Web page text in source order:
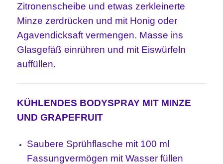
Zitronenscheibe und etwas zerkleinerte
Minze zerdrücken und mit Honig oder
Agavendicksaft vermengen. Masse ins
Glasgefäß einrühren und mit Eiswürfeln
auffüllen.
KÜHLENDES BODYSPRAY MIT MINZE
UND GRAPEFRUIT
Saubere Sprühflasche mit 100 ml
Fassungvermögen mit Wasser füllen